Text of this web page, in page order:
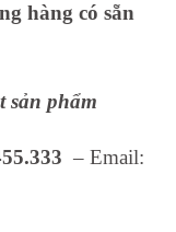
hàng có sẵn
sản phẩm
– Email: